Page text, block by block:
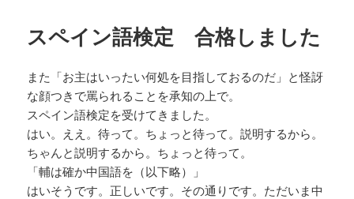
ー
スペイン語検定 合格しました
また「お主はいったい何処を目指しておるのだ」と怪訝
な顔つきで罵られることを承知の上で。
スペイン語検定を受けてきました。
はい。ええ。待って。ちょっと待って。説明するから。
ちゃんと説明するから。ちょっと待って。
「輔は確か中国語を（以下略）」
はいそうです。正しいです。その通りです。ただいま中